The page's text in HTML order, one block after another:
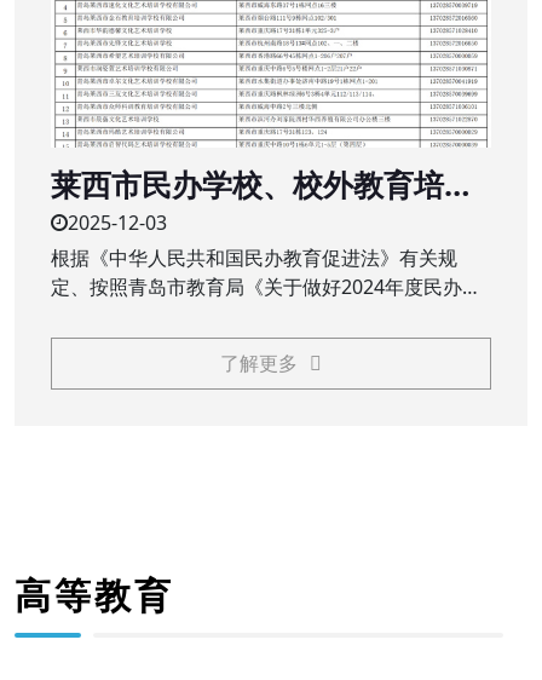
莱西市民办学校、校外教育培训
机构2024年度办学年检结果公示
2025-12-03
根据《中华人民共和国民办教育促进法》有关规
定、按照青岛市教育局《关于做好2024年度民办教
号）要求，莱西市教育和体育局对民办学校（民办
中小学、职业学校）、校外教育培训机构2024年度
了解更多
高等教育